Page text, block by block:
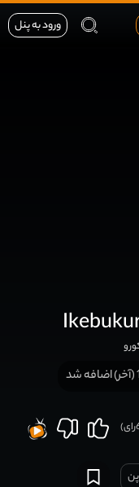
ورود به پنل
رای)